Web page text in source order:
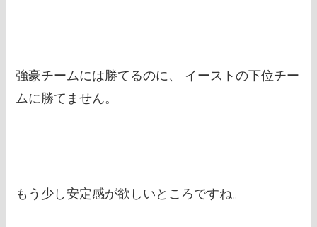
強豪チームには勝てるのに、 イーストの下位チー
ムに勝てません。
もう少し安定感が欲しいところですね。